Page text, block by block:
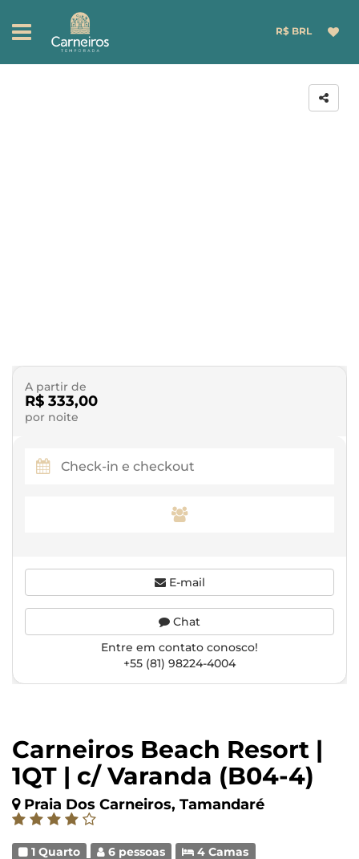
R$ BRL
Carneiros Beach Resort |
1QT | c/ Varanda (B04-4)
Praia Dos Carneiros, Tamandaré
1 Quarto 6 pessoas
4 Camas
A partir de
R$ 333,00
por noite
E-mail
Chat
Entre em contato conosco!
+55 (81) 98224-4004